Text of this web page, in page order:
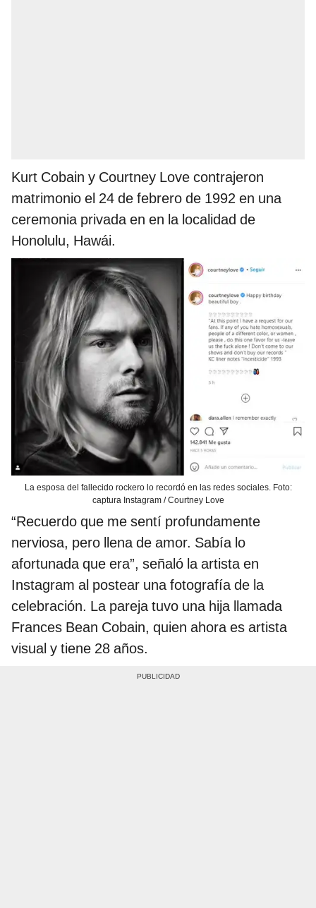
Kurt Cobain y Courtney Love contrajeron
matrimonio el 24 de febrero de 1992 en una
ceremonia privada en en la localidad de
Honolulu, Hawái.
La esposa del fallecido rockero lo recordó en las redes sociales. Foto:
captura Instagram / Courtney Love
“Recuerdo que me sentí profundamente
nerviosa, pero llena de amor. Sabía lo
afortunada que era”, señaló la artista en
Instagram al postear una fotografía de la
celebración. La pareja tuvo una hija llamada
Frances Bean Cobain, quien ahora es artista
visual y tiene 28 años.